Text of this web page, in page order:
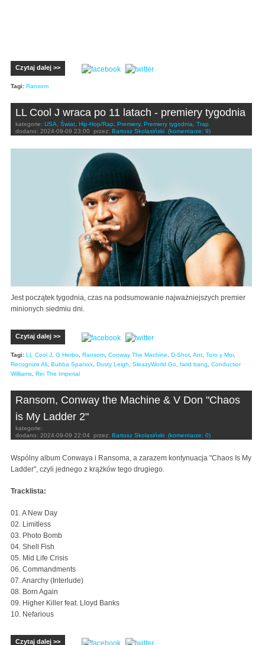
Czytaj dalej >>
Tagi: Ransom
LL Cool J wraca po 11 latach - premiery tygodnia
kategorie: USA, Świat, Hip-Hop/Rap, Premiery, Premiery tygodnia, Trap
dodano: 2024-09-09 23:00 przez: Bartosz Skolasiński (komentarze: 9)
Jest początek tygodnia, czas na podsumowanie najważniejszych premier
minionych siedmiu dni.
Czytaj dalej >>
Tagi: LL Cool J G Herbo Ransom Conway The Machine D-Shot Ant Toro y Moi
Recognize Ali Bubba Sparxxx Dusty Leigh SleazyWorld Go farid bang
Conductior
Williams Rei The Imperial
Ransom, Conway the Machine & V Don "Chaos
is My Ladder 2"
kategorie:
dodano: 2024-09-09 22:04 przez: Bartosz Skolasiński (komentarze: 0)
Wspólny album Conwaya i Ransoma, a zarazem kontynuacja "Chaos Is My
Ladder", czyli jednego z krążków tego drugiego.
Tracklista:
01. A New Day
02. Limitless
03. Photo Bomb
04. Shell Fish
05. Mid Life Crisis
06. Commandments
07. Anarchy (Interlude)
08. Born Again
09. Higher Killer feat. Lloyd Banks
10. Nefarious
Czytaj dalej >>